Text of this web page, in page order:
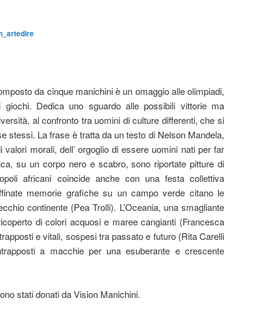
da cinque manichini è un omaggio alle olimpiadi,
Dedica uno sguardo alle possibili vittorie ma
al confronto tra uomini di culture differenti, che si
stessi. La frase è tratta da un testo di Nelson Mandela,
morali, dell’ orgoglio di essere uomini nati per far
su un corpo nero e scabro, sono riportate pitture di
africani coincide anche con una festa collettiva
memorie grafiche su un campo verde citano le
continente (Pea Trolli). L’Oceania, una smagliante
di colori acquosi e maree cangianti (Francesca
e vitali, sospesi tra passato e futuro (Rita Carelli
a macchie per una esuberante e crescente
stati donati da Vision Manichini.